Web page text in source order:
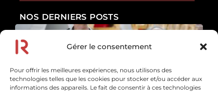
Gérer le consentement
Pour offrir les meilleures expériences, nous utilisons des
technologies telles que les cookies pour stocker et/ou accéder aux
informations des appareils. Le fait de consentir à ces technologies
NOS DERNIERS POSTS
Les erreurs de sécurité que font la plupart des
touristes
En savoir plus
10 juillet 2026